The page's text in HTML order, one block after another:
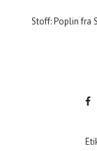
Stoff: Poplin fra